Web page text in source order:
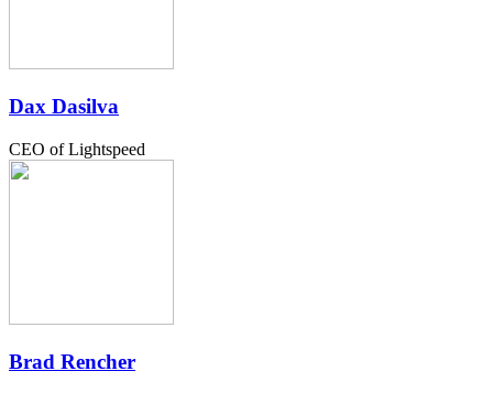
Dax Dasilva
CEO of Lightspeed
Brad Rencher